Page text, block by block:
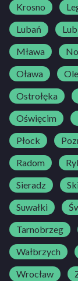
Krosno
Lubań
Mława
Oława
Ostrołęka
Oświęcim
Płock
Radom
Sieradz
Suwałki
Tarnobrzeg
Wałbrzych
Wrocław